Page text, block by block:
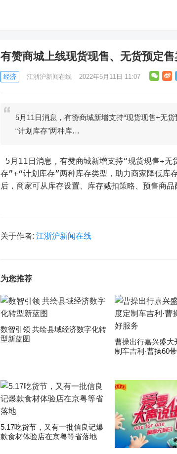
有赞商城上线现货现售、无货预定
经济 江浙沪新闻在线 2022年5月11日 11:07
5月11日消息，有赞商城新增支持“现货现售+无
“计划库存”两种库…
存”+“计划库存”两种库存类型，助力商家降低库
后，商家可从库存设置、库存减扣策略、预售商
关于作者: 江浙沪新闻在线
为您推荐
数智引领 共绘县域经济数字化转
型新蓝图
曹操出行嘉兴盛大
制车吉利·曹操60
5.17吃货节，又有一批信良记爆
款食材体验店在京粤等省落地